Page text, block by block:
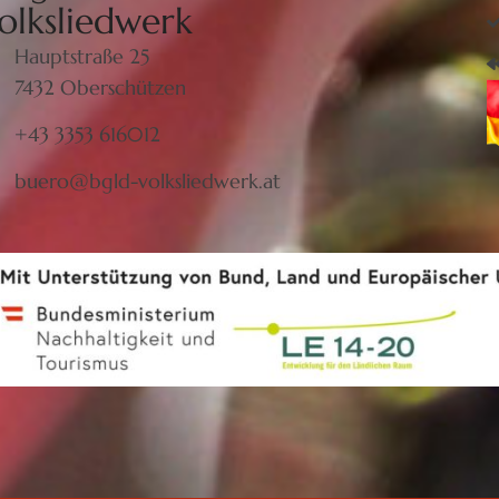
Hauptstraße 25
7432 Oberschützen
+43 3353 616012
buero@bgld-volksliedwerk.at